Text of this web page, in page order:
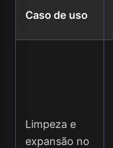
Caso de uso
Limpeza e
expansão no